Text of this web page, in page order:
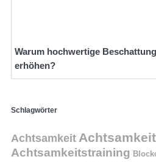
Warum hochwertige
erhöhen?
Schlagwörter
Achtsamkeit
Achtsamkeitstraining